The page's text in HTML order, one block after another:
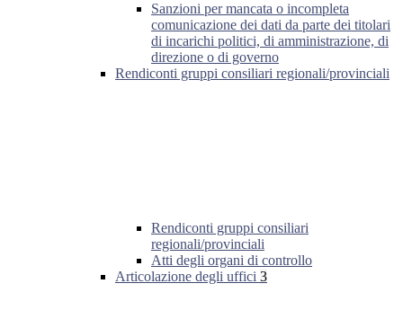
Sanzioni per mancata o incompleta
comunicazione dei dati da parte dei titolari
di incarichi politici, di amministrazione, di
direzione o di governo
Rendiconti gruppi consiliari regionali/provinciali
Rendiconti gruppi consiliari
regionali/provinciali
Atti degli organi di controllo
Articolazione degli uffici 3